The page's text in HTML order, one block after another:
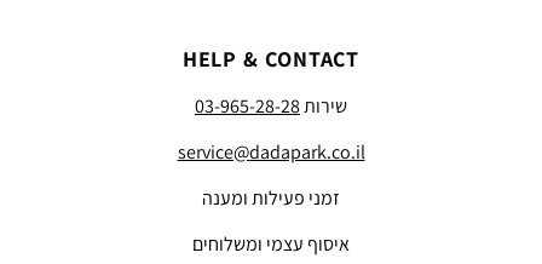
HELP & CONTACT
שירות03-965-28-28
service@dadapark.co.il
זמני פעילות ומענה
איסוף עצמי ומשלוחים